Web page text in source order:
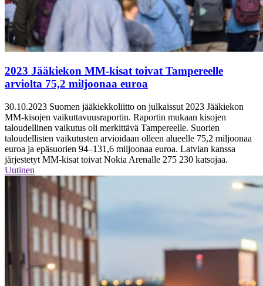
2023 Jääkiekon MM-kisat toivat Tampereelle
arviolta 75,2 miljoonaa euroa
30.10.2023 Suomen jääkiekkoliitto on julkaissut 2023 Jääkiekon
MM-kisojen vaikuttavuusraportin. Raportin mukaan kisojen
taloudellinen vaikutus oli merkittävä Tampereelle. Suorien
taloudellisten vaikutusten arvioidaan olleen alueelle 75,2 miljoonaa
euroa ja epäsuorien 94–131,6 miljoonaa euroa. Latvian kanssa
järjestetyt MM-kisat toivat Nokia Arenalle 275 230 katsojaa.
Uutinen